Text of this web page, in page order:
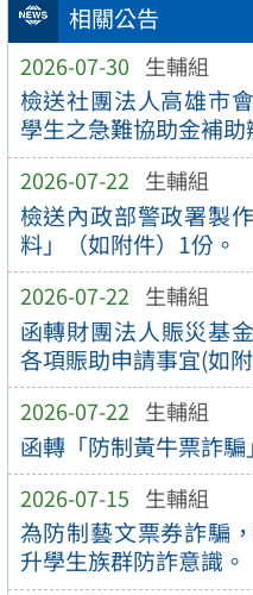
相關公告
2026-07-30 生輔組
檢送社團法人高雄市
學生之急難協助金補助
2026-07-22 生輔組
檢送內政部警政署製
料」（如附件）1份。
2026-07-22 生輔組
函轉財團法人賑災基
各項賑助申請事宜(如
2026-07-22 生輔組
函轉「防制黃牛票詐騙
2026-07-15 生輔組
為防制藝文票券詐騙
升學生族群防詐意識。